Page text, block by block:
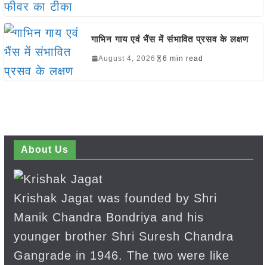
गाभिन गाय एवं भैंस में संभावित प्रसव के लक्षण
August 4, 2026 6 min read
About Us
Krishak Jagat was founded by Shri
Manik Chandra Bondriya and his
younger brother Shri Suresh Chandra
Gangrade in 1946. The two were like